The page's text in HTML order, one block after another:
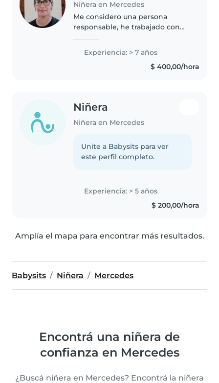
Niñera en Mercedes
Me considero una persona
responsable, he trabajado con
vida, desde el nacimiento hasta
los 5 años, desde preescolar
hasta la mitad de la edad
Experiencia: > 7 años
$ 400,00/hora
Niñera
Niñera en Mercedes
Unite a Babysits para ver
este perfil completo.
Experiencia: > 5 años
$ 200,00/hora
Amplía el mapa para encontrar más resultados.
Babysits Niñera Mercedes
Encontrá una niñera de
confianza en Mercedes
¿Buscá niñera en Mercedes? Encontrá la niñera